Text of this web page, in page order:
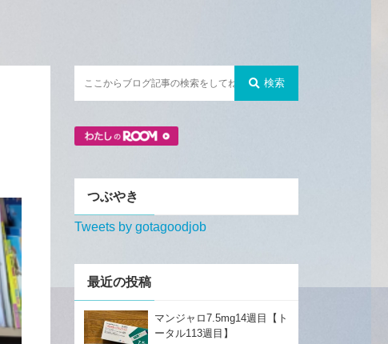
検索
つぶやき
Tweets by gotagoodjob
最近の投稿
マンジャロ7.5mg14週目【ト
ータル113週目】